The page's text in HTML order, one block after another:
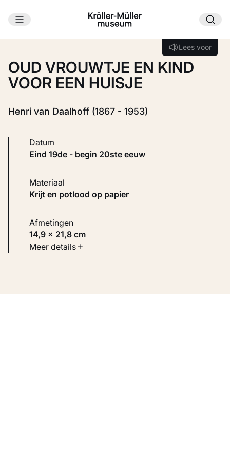
Ga naar hoofdinhoud
Lees voor
Lees voor
OUD VROUWTJE EN KIND
VOOR EEN HUISJE
Henri van Daalhoff (1867 - 1953)
Datum
eind 19de - begin 20ste eeuw
Materiaal
Krijt en potlood op papier
Afmetingen
14,9 × 21,8 cm
Soort werk
Meer details